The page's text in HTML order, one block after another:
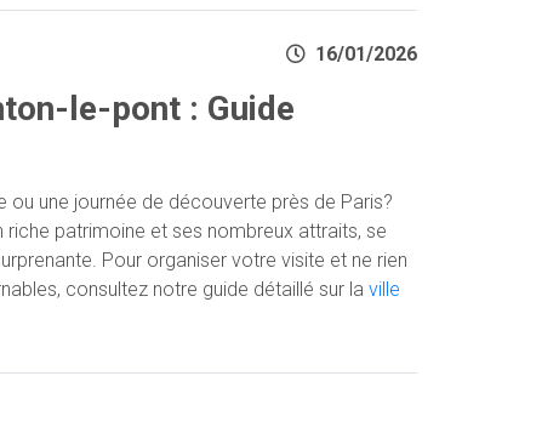
16/01/2026
le-pont : Guide
ou une journée de découverte près de Paris?
riche patrimoine et ses nombreux attraits, se
Pour organiser votre visite et ne rien
consultez notre guide détaillé sur la ville